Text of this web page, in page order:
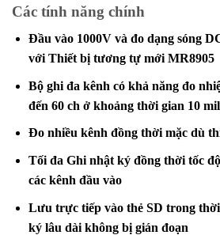
Các tính năng chính
Đầu vào 1000V và đo dạng sóng
với Thiết bị tương tự mới MR8905
Bộ ghi đa kênh có khả năng đo
đến 60 ch ở khoảng thời gian 10
Đo nhiều kênh đồng thời mặc dù
Tối đa Ghi nhật ký đồng thời tốc độ
các kênh đầu vào
Lưu trực tiếp vào thẻ SD trong
ký lâu dài không bị gián đoạn